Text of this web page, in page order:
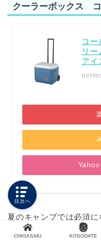
クーラーボックス
コー
リ
アイ
Yahoo
夏のキャンプでは必須
い！そして冷たいビー
CHIGASAKI KOSODATE
目次へ